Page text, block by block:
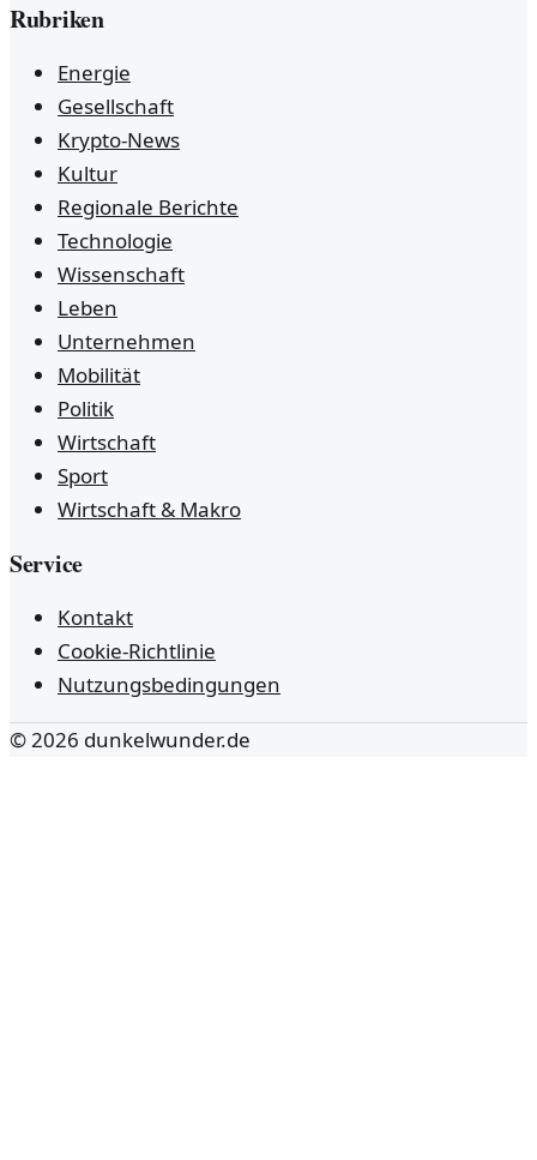
Rubriken
Energie
Gesellschaft
Krypto-News
Kultur
Regionale Berichte
Technologie
Wissenschaft
Leben
Unternehmen
Mobilität
Politik
Wirtschaft
Sport
Wirtschaft & Makro
Service
Kontakt
Cookie-Richtlinie
Nutzungsbedingungen
©2026 dunkelwunder.de